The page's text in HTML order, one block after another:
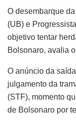
O desembarque
(UB) e
objetivo tentar
Bolsonaro, avalia
O anúncio da
julgamento da
(STF), momento
de Bolsonaro por